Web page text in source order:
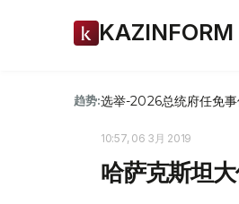
KAZINFORM
趋势:选举-2026总统府任免
10:57, 06 3月 2019
哈萨克斯坦